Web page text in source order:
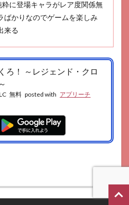
に登場キャラがレア度関係無
ばかりなのでゲームを楽しみ
来る
ろ！ ～レジェンド・クロ
無料 posted with アプリーチ